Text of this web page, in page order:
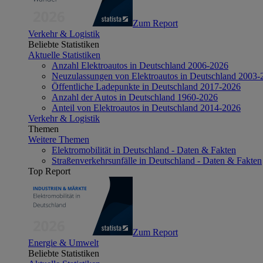
Zum Report
Verkehr & Logistik
Beliebte Statistiken
Aktuelle Statistiken
Anzahl Elektroautos in Deutschland 2006-2026
Neuzulassungen von Elektroautos in Deutschland 2003-
Öffentliche Ladepunkte in Deutschland 2017-2026
Anzahl der Autos in Deutschland 1960-2026
Anteil von Elektroautos in Deutschland 2014-2026
Verkehr & Logistik
Themen
Weitere Themen
Elektromobilität in Deutschland - Daten & Fakten
Straßenverkehrsunfälle in Deutschland - Daten & Fakten
Top Report
Zum Report
Energie & Umwelt
Beliebte Statistiken